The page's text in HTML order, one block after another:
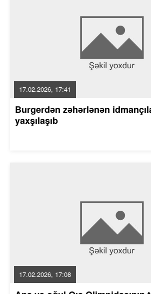
17.02.2026, 17:41
Burgerdən zəhərlənən
yaxşılaşıb
17.02.2026, 17:08